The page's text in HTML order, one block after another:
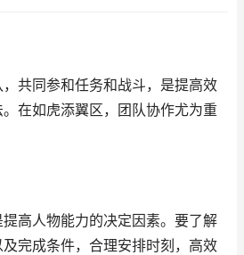
共同参和任务和战斗，是提高效
在如虎添翼区，团队协作尤为重
高人物能力的决定因素。要了解
完成条件，合理安排时刻，高效